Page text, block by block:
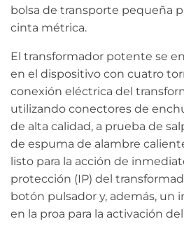
bolsa de transporte pequeña
cinta métrica.
El transformador potente se
en el dispositivo con cuatro
conexión eléctrica del
utilizando conectores de
de alta calidad, a prueba de
de espuma de alambre
listo para la acción de
protección (IP) del
botón pulsador y, además, un
en la proa para la activación